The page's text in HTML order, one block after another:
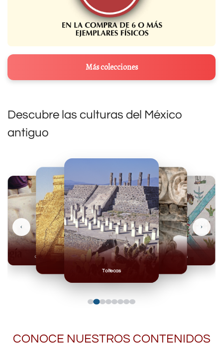
Más colecciones
Descubre las culturas del México
antiguo
Toltecas
Mexicas
Olmecas
‹ ›
CONOCE NUESTROS CONTENIDOS